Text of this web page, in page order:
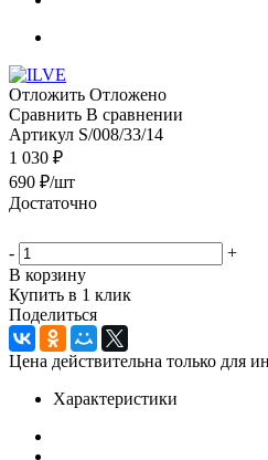
Отложить Отложено
Сравнить В сравнении
Артикул S/008/33/14
1 030 ₽
690 ₽/шт
Достаточно
-
+
В корзину
Купить в 1 клик
Поделиться
Цена действительна только для
Характеристики